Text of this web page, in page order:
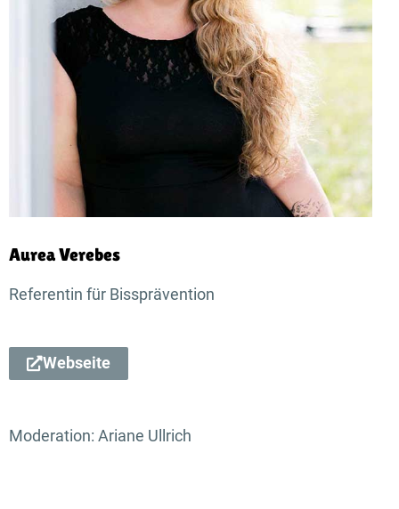
Aurea Verebes
Referentin für Bissprävention
Webseite
Moderation: Ariane Ullrich